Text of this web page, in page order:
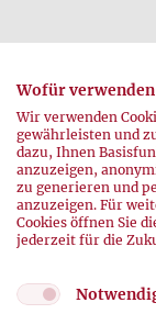
zurück
Wofür
Wir verwenden
gewährleisten und
dazu, Ihnen
anzuzeigen,
zu generieren und
anzuzeigen. Für
Cookies öffnen Sie
jederzeit für die